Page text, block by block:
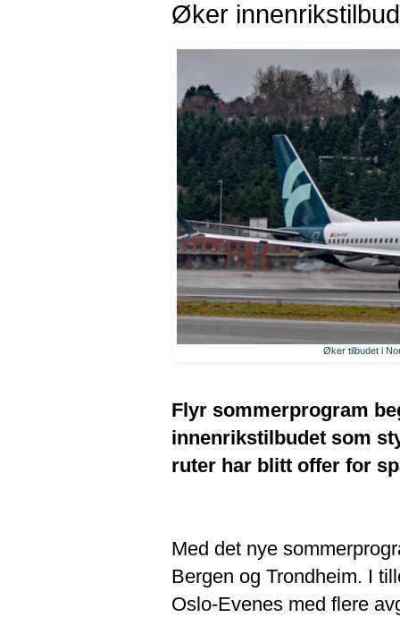
Øker
Øker tilbudet i
Flyr sommerprogram
innenrikstilbudet som
ruter har blitt offer for
Med det nye
Bergen og Trondheim. I
Oslo-Evenes med flere